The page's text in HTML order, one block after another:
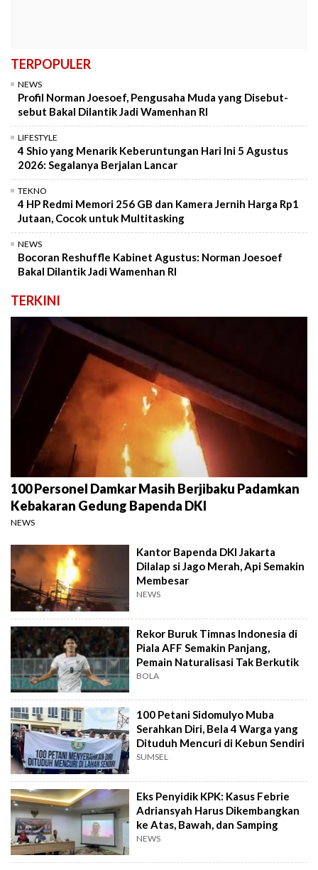
TERPOPULER
NEWS
Profil Norman Joesoef, Pengusaha Muda yang Disebut-
sebut Bakal Dilantik Jadi Wamenhan RI
LIFESTYLE
4 Shio yang Menarik Keberuntungan Hari Ini 5 Agustus
2026: Segalanya Berjalan Lancar
TEKNO
4 HP Redmi Memori 256 GB dan Kamera Jernih Harga Rp1
Jutaan, Cocok untuk Multitasking
NEWS
Bocoran Reshuffle Kabinet Agustus: Norman Joesoef
Bakal Dilantik Jadi Wamenhan RI
TERKINI
100 Personel Damkar Masih Berjibaku Padamkan
Kebakaran Gedung Bapenda DKI
NEWS
Kantor Bapenda DKI Jakarta
Dilalap si Jago Merah, Api Semakin
Membesar
NEWS
Rekor Buruk Timnas Indonesia di
Piala AFF Semakin Panjang,
Pemain Naturalisasi Tak Berkutik
BOLA
100 Petani Sidomulyo Muba
Serahkan Diri, Bela 4 Warga yang
Dituduh Mencuri di Kebun Sendiri
SUMSEL
Eks Penyidik KPK: Kasus Febrie
Adriansyah Harus Dikembangkan
ke Atas, Bawah, dan Samping
NEWS